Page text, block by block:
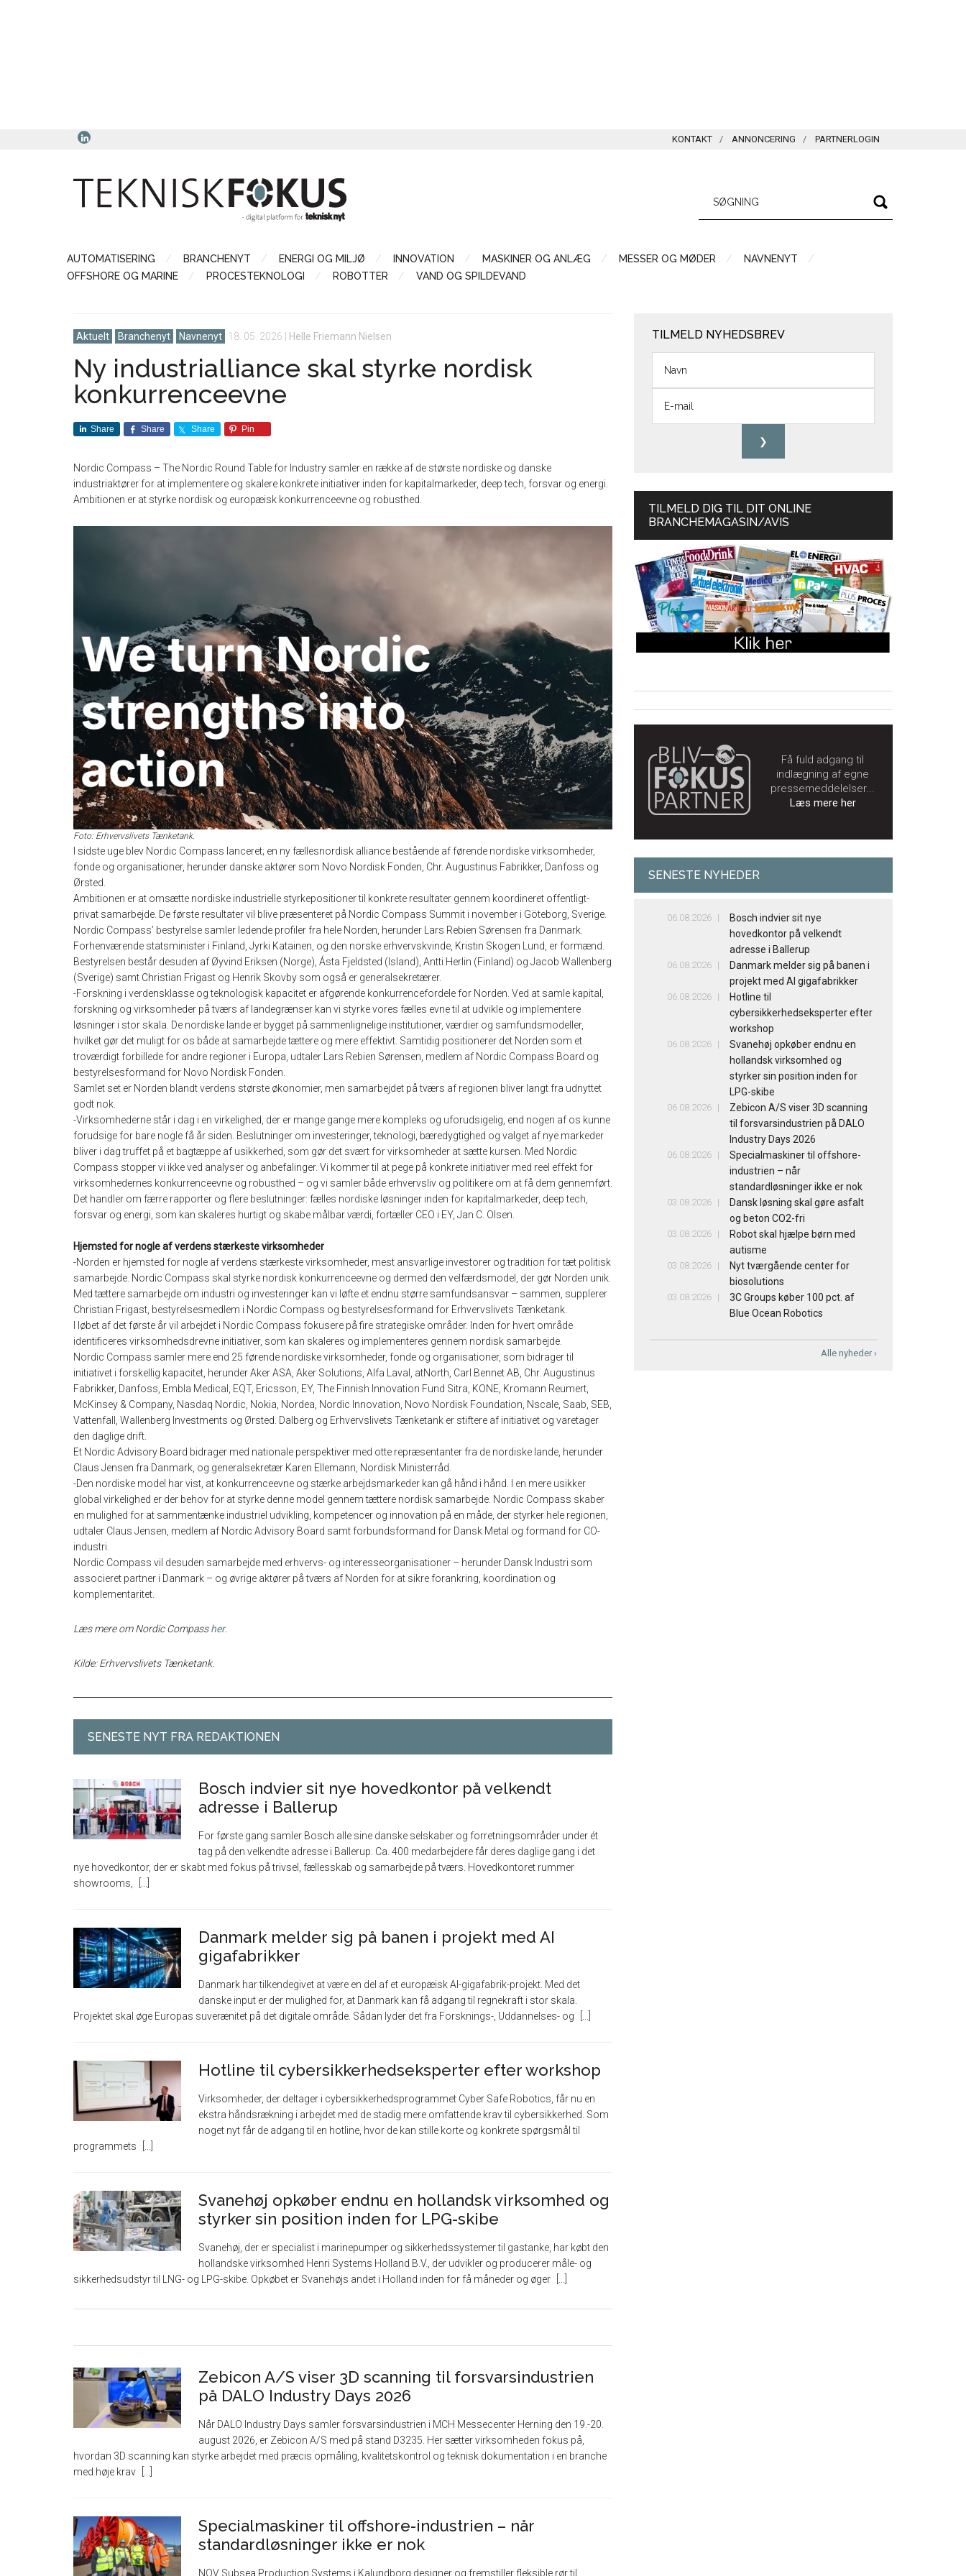
KONTAKT ANNONCERING PARTNERLOGIN
AUTOMATISERING BRANCHENYT ENERGI OG MILJØ INNOVATION MASKINER OG ANLÆG MESSER OG MØDER
NAVNENYT
OFFSHORE OG MARINE
PROCESTEKNOLOGI ROBOTTER VAND OG SPILDEVAND
Aktuelt Branchenyt Navnenyt 18. 05. 2026 Helle Friemann Nielsen
Ny industrialliance skal styrke nordisk
konkurrenceevne
Share Share Share Pin
Nordic Compass – The Nordic Round Table for Industry samler en række af de største nordiske og danske
industriaktører for at implementere og skalere konkrete initiativer inden for kapitalmarkeder, deep tech, forsvar og energi.
Ambitionen er at styrke nordisk og europæisk konkurrenceevne og robusthed.
Foto: Erhvervslivets Tænketank.
I sidste uge blev Nordic Compass lanceret; en ny fællesnordisk alliance bestående af førende nordiske virksomheder,
fonde og organisationer, herunder danske aktører som Novo Nordisk Fonden, Chr. Augustinus Fabrikker, Danfoss og
Ørsted.
Ambitionen er at omsætte nordiske industrielle styrkepositioner til konkrete resultater gennem koordineret offentligt-
privat samarbejde. De første resultater vil blive præsenteret på Nordic Compass Summit i november i Göteborg, Sverige.
Nordic Compass’ bestyrelse samler ledende profiler fra hele Norden, herunder Lars Rebien Sørensen fra Danmark.
Forhenværende statsminister i Finland, Jyrki Katainen, og den norske erhvervskvinde, Kristin Skogen Lund, er formænd.
Bestyrelsen består desuden af Øyvind Eriksen (Norge), Ásta Fjeldsted (Island), Antti Herlin (Finland) og Jacob Wallenberg
(Sverige) samt Christian Frigast og Henrik Skovby som også er generalsekretærer.
-Forskning i verdensklasse og teknologisk kapacitet er afgørende konkurrencefordele for Norden. Ved at samle kapital,
forskning og virksomheder på tværs af landegrænser kan vi styrke vores fælles evne til at udvikle og implementere
løsninger i stor skala. De nordiske lande er bygget på sammenlignelige institutioner, værdier og samfundsmodeller,
hvilket gør det muligt for os både at samarbejde tættere og mere effektivt. Samtidig positionerer det Norden som et
troværdigt forbillede for andre regioner i Europa, udtaler Lars Rebien Sørensen, medlem af Nordic Compass Board og
bestyrelsesformand for Novo Nordisk Fonden.
Samlet set er Norden blandt verdens største økonomier, men samarbejdet på tværs af regionen bliver langt fra udnyttet
godt nok.
-Virksomhederne står i dag i en virkelighed, der er mange gange mere kompleks og uforudsigelig, end nogen af os kunne
forudsige for bare nogle få år siden. Beslutninger om investeringer, teknologi, bæredygtighed og valget af nye markeder
bliver i dag truffet på et bagtæppe af usikkerhed, som gør det svært for virksomheder at sætte kursen. Med Nordic
Compass stopper vi ikke ved analyser og anbefalinger. Vi kommer til at pege på konkrete initiativer med reel effekt for
virksomhedernes konkurrenceevne og robusthed – og vi samler både erhvervsliv og politikere om at få dem gennemført.
Det handler om færre rapporter og flere beslutninger: fælles nordiske løsninger inden for kapitalmarkeder, deep tech,
forsvar og energi, som kan skaleres hurtigt og skabe målbar værdi, fortæller CEO i EY, Jan C. Olsen.
Hjemsted for nogle af verdens stærkeste virksomheder
-Norden er hjemsted for nogle af verdens stærkeste virksomheder, mest ansvarlige investorer og tradition for tæt politisk
samarbejde. Nordic Compass skal styrke nordisk konkurrenceevne og dermed den velfærdsmodel, der gør Norden unik.
Med tættere samarbejde om industri og investeringer kan vi løfte et endnu større samfundsansvar – sammen, supplerer
Christian Frigast, bestyrelsesmedlem i Nordic Compass og bestyrelsesformand for Erhvervslivets Tænketank.
I løbet af det første år vil arbejdet i Nordic Compass fokusere på fire strategiske områder. Inden for hvert område
identificeres virksomhedsdrevne initiativer, som kan skaleres og implementeres gennem nordisk samarbejde.
Nordic Compass samler mere end 25 førende nordiske virksomheder, fonde og organisationer, som bidrager til
initiativet i forskellig kapacitet, herunder Aker ASA, Aker Solutions, Alfa Laval, atNorth, Carl Bennet AB, Chr. Augustinus
Fabrikker, Danfoss, Embla Medical, EQT, Ericsson, EY, The Finnish Innovation Fund Sitra, KONE, Kromann Reumert,
McKinsey & Company, Nasdaq Nordic, Nokia, Nordea, Nordic Innovation, Novo Nordisk Foundation, Nscale, Saab, SEB,
Vattenfall, Wallenberg Investments og Ørsted. Dalberg og Erhvervslivets Tænketank er stiftere af initiativet og varetager
den daglige drift.
Et Nordic Advisory Board bidrager med nationale perspektiver med otte repræsentanter fra de nordiske lande, herunder
Claus Jensen fra Danmark, og generalsekretær Karen Ellemann, Nordisk Ministerråd.
-Den nordiske model har vist, at konkurrenceevne og stærke arbejdsmarkeder kan gå hånd i hånd. I en mere usikker
global virkelighed er der behov for at styrke denne model gennem tættere nordisk samarbejde. Nordic Compass skaber
en mulighed for at sammentænke industriel udvikling, kompetencer og innovation på en måde, der styrker hele regionen,
udtaler Claus Jensen, medlem af Nordic Advisory Board samt forbundsformand for Dansk Metal og formand for CO-
industri.
Nordic Compass vil desuden samarbejde med erhvervs- og interesseorganisationer – herunder Dansk Industri som
associeret partner i Danmark – og øvrige aktører på tværs af Norden for at sikre forankring, koordination og
komplementaritet.
Læs mere om Nordic Compassher.
Kilde: Erhvervslivets Tænketank.
SENESTE NYT FRA REDAKTIONEN
Bosch indvier sit nye hovedkontor på velkendt
adresse i Ballerup
For første gang samler Bosch alle sine danske selskaber og forretningsområder under ét
tag på den velkendte adresse i Ballerup. Ca. 400 medarbejdere får deres daglige gang i det
nye hovedkontor, der er skabt med fokus på trivsel, fællesskab og samarbejde på tværs. Hovedkontoret rummer
showrooms,
Danmark melder sig på banen i projekt med AI
gigafabrikker
Danmark har tilkendegivet at være en del af et europæisk AI-gigafabrik-projekt. Med det
danske input er der mulighed for, at Danmark kan få adgang til regnekraft i stor skala.
Projektet skal øge Europas suverænitet på det digitale område. Sådan lyder det fra Forsknings-, Uddannelses- og
Hotline til cybersikkerhedseksperter efter workshop
Virksomheder, der deltager i cybersikkerhedsprogrammet Cyber Safe Robotics, får nu en
ekstra håndsrækning i arbejdet med de stadig mere omfattende krav til cybersikkerhed. Som
noget nyt får de adgang til en hotline, hvor de kan stille korte og konkrete spørgsmål til
programmets
Svanehøj opkøber endnu en hollandsk virksomhed og
styrker sin position inden for LPG-skibe
Svanehøj, der er specialist i marinepumper og sikkerhedssystemer til gastanke, har købt den
hollandske virksomhed Henri Systems Holland B.V., der udvikler og producerer måle- og
sikkerhedsudstyr til LNG- og LPG-skibe. Opkøbet er Svanehøjs andet i Holland inden for få måneder og øger
Zebicon A/S viser 3D scanning til forsvarsindustrien
på DALO Industry Days 2026
Når DALO Industry Days samler forsvarsindustrien i MCH Messecenter Herning den 19.-20.
august 2026, er Zebicon A/S med på stand D3235. Her sætter virksomheden fokus på,
hvordan 3D scanning kan styrke arbejdet med præcis opmåling, kvalitetskontrol og teknisk dokumentation i en branche
med høje krav
Specialmaskiner til offshore-industrien – når
standardløsninger ikke er nok
NOV Subsea Production Systems i Kalundborg designer og fremstiller fleksible rør til
TILMELD NYHEDSBREV
TILMELD DIG TIL DIT ONLINE
BRANCHEMAGASIN/AVIS
Få fuld adgang til
indlægning af egne
pressemeddelelser...
Læs mere her
SENESTE NYHEDER
06.08.2026
Bosch indvier sit nye
hovedkontor på velkendt
adresse i Ballerup
06.08.2026
Danmark melder sig på banen i
projekt med AI gigafabrikker
06.08.2026
Hotline til
cybersikkerhedseksperter efter
workshop
06.08.2026
Svanehøj opkøber endnu en
hollandsk virksomhed og
styrker sin position inden for
LPG-skibe
06.08.2026
Zebicon A/S viser 3D scanning
til forsvarsindustrien på DALO
Industry Days 2026
06.08.2026
Specialmaskiner til offshore-
industrien – når
standardløsninger ikke er nok
03.08.2026
Dansk løsning skal gøre asfalt
og beton CO2-fri
03.08.2026
Robot skal hjælpe børn med
autisme
03.08.2026
Nyt tværgående center for
biosolutions
03.08.2026
3C Groups køber 100 pct. af
Blue Ocean Robotics
Alle nyheder ›